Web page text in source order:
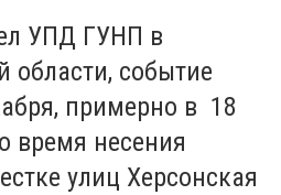
УПД ГУНП в
области, событие
примерно в 18
время несения
улиц Херсонская